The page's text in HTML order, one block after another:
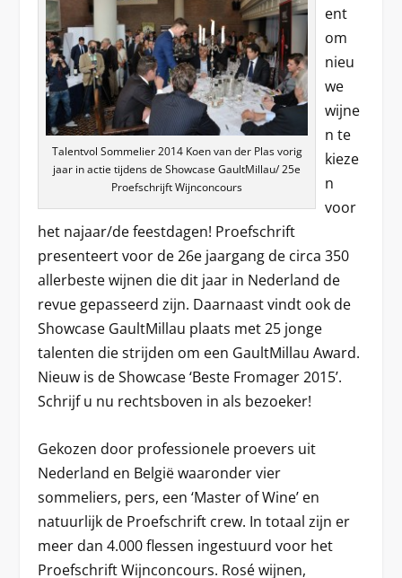
Talentvol Sommelier 2014 Koen van der Plas vorig
jaar in actie tijdens de Showcase GaultMillau/ 25e
Proefschrijft Wijnconcours
ent
om
nieu
we
wijne
n te
kieze
n
voor
het najaar/de feestdagen! Proefschrift
presenteert voor de 26e jaargang de circa 350
allerbeste wijnen die dit jaar in Nederland de
revue gepasseerd zijn. Daarnaast vindt ook de
Showcase GaultMillau plaats met 25 jonge
talenten die strijden om een GaultMillau Award.
Nieuw is de Showcase ‘Beste Fromager 2015’.
Schrijf u nu rechtsboven in als bezoeker!
Gekozen door professionele proevers uit
Nederland en België waaronder vier
sommeliers, pers, een ‘Master of Wine’ en
natuurlijk de Proefschrift crew. In totaal zijn er
meer dan 4.000 flessen ingestuurd voor het
Proefschrift Wijnconcours. Rosé wijnen,